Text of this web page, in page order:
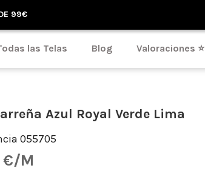
99€
las Telas Blog Valoraciones ⭐
Azul Royal Verde Lima
055705
€/M